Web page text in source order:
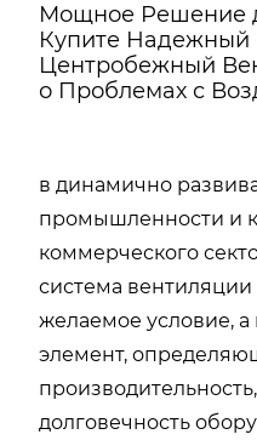
Мощное Решение
Купите
Центробежный
о Проблемах с
в динамично
промышленности и
коммерческого
система вентиляции
желаемое условие,
элемент,
долговечность